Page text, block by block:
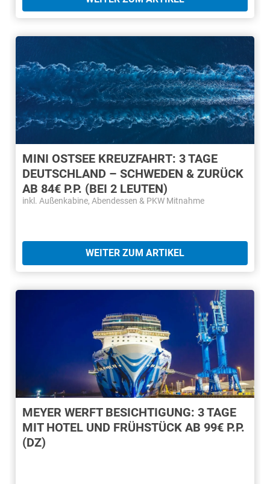
MINI OSTSEE KREUZFAHRT: 3 TAGE
DEUTSCHLAND – SCHWEDEN & ZURÜCK
AB 84€ P.P. (BEI 2 LEUTEN)
inkl. Außenkabine, Abendessen & PKW Mitnahme
WEITER ZUM ARTIKEL
MEYER WERFT BESICHTIGUNG: 3 TAGE
MIT HOTEL UND FRÜHSTÜCK AB 99€ P.P.
(DZ)